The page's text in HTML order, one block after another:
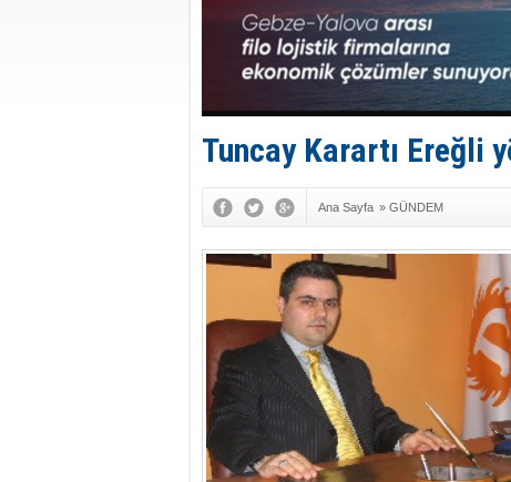
Tuncay Karartı Ereğli
Ana Sayfa » GÜNDEM